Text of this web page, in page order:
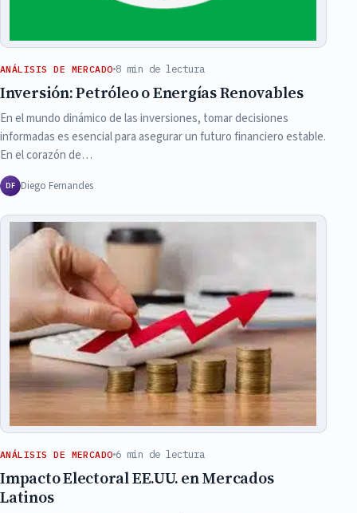
ANÁLISIS DE MERCADO 8 min de lectura
Inversión: Petróleo o Energías Renovables
En el mundo dinámico de las inversiones, tomar decisiones
informadas es esencial para asegurar un futuro financiero estable.
En el corazón de…
DF Diego Fernandes
ANÁLISIS DE MERCADO 6 min de lectura
Impacto Electoral EE.UU. en Mercados
Latinos